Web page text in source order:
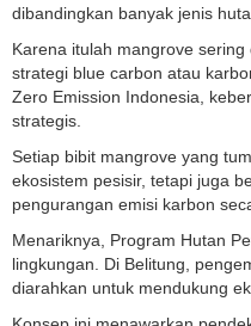
dibandingkan banyak jenis
Karena itulah mangrove
strategi blue carbon atau
Zero Emission Indonesia,
strategis.
Setiap bibit mangrove yang
ekosistem pesisir, tetapi juga
pengurangan emisi karbon
Menariknya, Program Hutan
lingkungan. Di Belitung,
diarahkan untuk mendukung